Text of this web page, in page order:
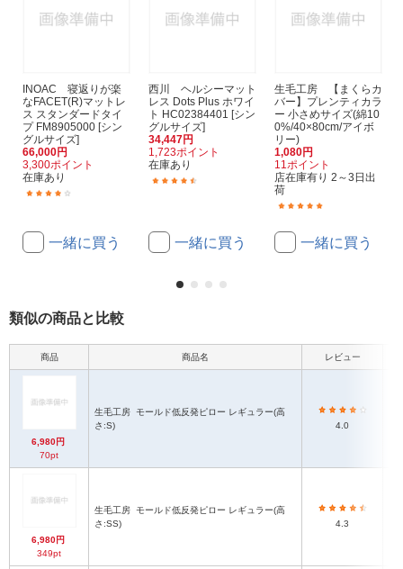
INOAC 寝返りが楽
なFACET(R)マットレ
ス スタンダードタイ
プ FM8905000 [シン
グルサイズ]
66,000円
3,300ポイント
在庫あり
一緒に買う
西川 ヘルシーマット
レス Dots Plus ホワイ
ト HC02384401 [シン
グルサイズ]
34,447円
1,723ポイント
在庫あり
一緒に買う
生毛工房 【まくらカ
バー】プレンティカラ
ー 小さめサイズ(綿10
0%/40×80cm/アイボ
リー)
1,080円
11ポイント
店在庫有り 2～3日出
荷
一緒に買う
類似の商品と比較
商品 商品名 レビュー
6,980円
70pt
生毛工房
さ:S)
4.0
6,980円
349pt
生毛工房
さ:SS)
4.3